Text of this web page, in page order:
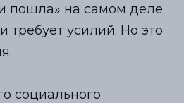
пошла» на самом деле
требует усилий. Но это
социального